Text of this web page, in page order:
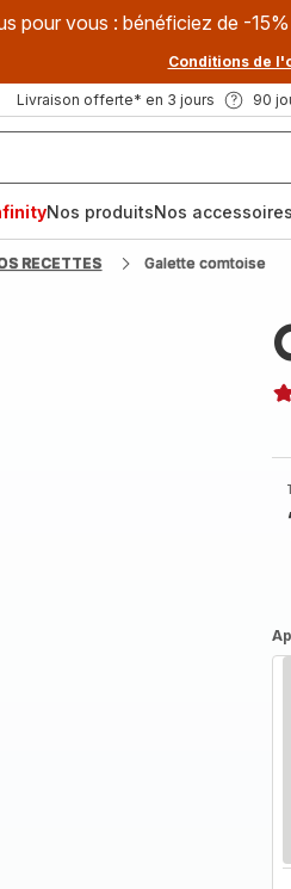
pour vous : bénéficiez de -
Conditions de
Livraison offerte* en 3 jours 90
Nos produitsNos accessoires
RECETTES Galette comtoise